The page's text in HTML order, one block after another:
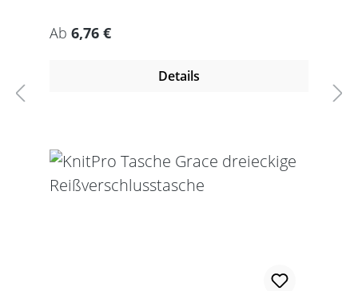
Regulärer Preis:
Ab 6,76 €
Details